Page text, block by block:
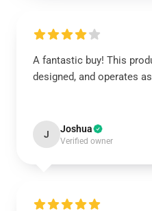
A fantastic buy! This
designed, and operates
J Joshua
Verified owner